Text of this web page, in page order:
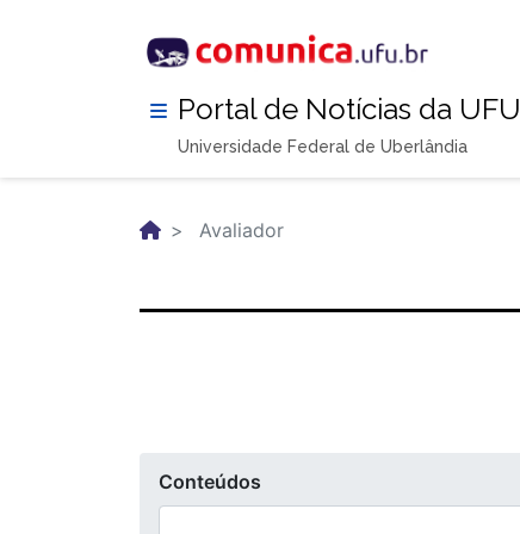
Portal de Notícias da UFU
Universidade Federal de Uberlândia
Avaliador
Conteúdos